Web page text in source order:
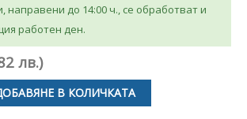
направени до 14:00 ч., се обработват и
работен ден.
лв.)
В КОЛИЧКАТА